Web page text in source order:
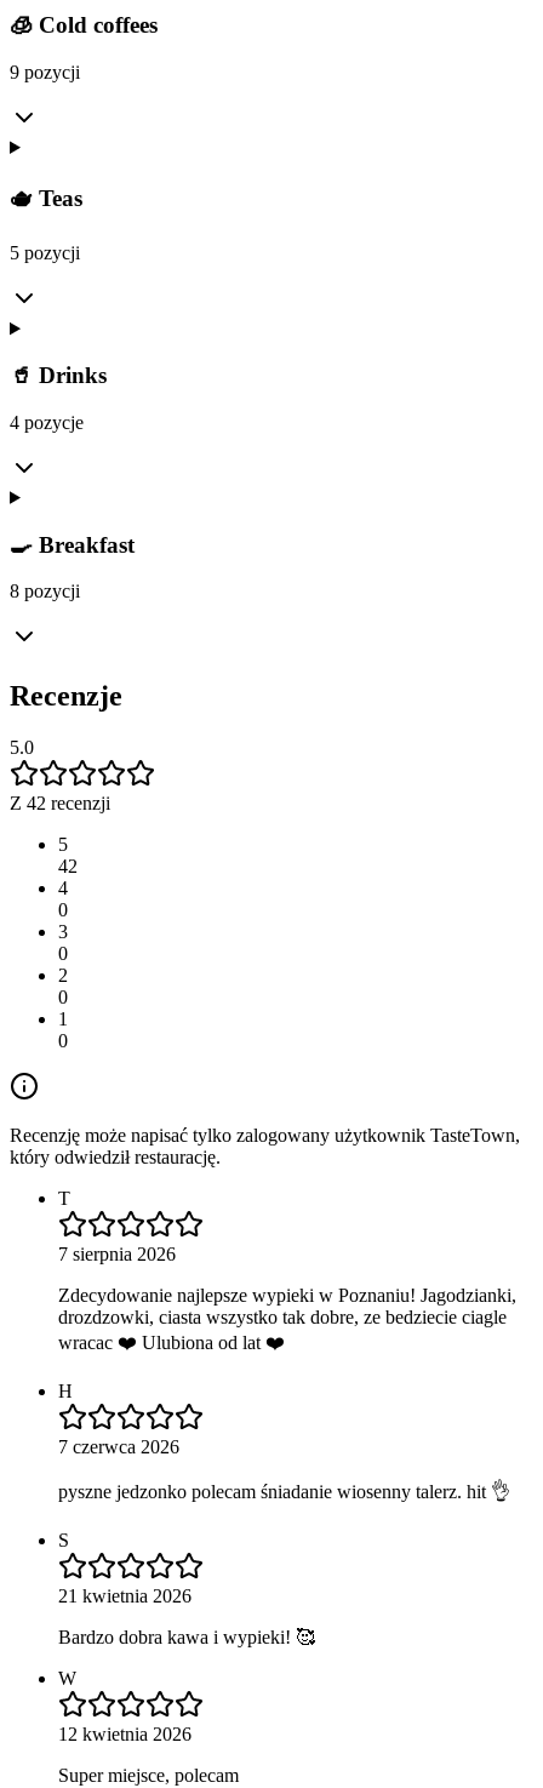
🧊 Cold coffees
9 pozycji
🫖 Teas
5 pozycji
🥤 Drinks
4 pozycje
🍳 Breakfast
8 pozycji
Recenzje
5.0
Z 42 recenzji
5
42
4
0
3
0
2
0
1
0
Recenzję może napisać tylko zalogowany użytkownik TasteTown,
który odwiedził restaurację.
T
7 sierpnia 2026
Zdecydowanie najlepsze wypieki w Poznaniu! Jagodzianki,
drozdzowki, ciasta wszystko tak dobre, ze bedziecie ciagle
wracac ❤️ Ulubiona od lat ❤️
H
7 czerwca 2026
pyszne jedzonko polecam śniadanie wiosenny talerz. hit 👌
S
21 kwietnia 2026
Bardzo dobra kawa i wypieki! 🥰
W
12 kwietnia 2026
Super miejsce, polecam